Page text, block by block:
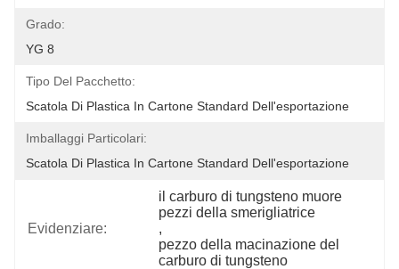
Grado:
YG 8
Tipo Del Pacchetto:
Scatola Di Plastica In Cartone Standard Dell'esportazione
Imballaggi Particolari:
Scatola Di Plastica In Cartone Standard Dell'esportazione
Evidenziare:
il carburo di tungsteno muore
pezzi della smerigliatrice
,
pezzo della macinazione del
carburo di tungsteno